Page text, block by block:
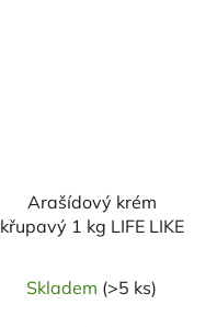
Arašídový krém
křupavý 1 kg LIFE LIKE
Skladem (>5 ks)